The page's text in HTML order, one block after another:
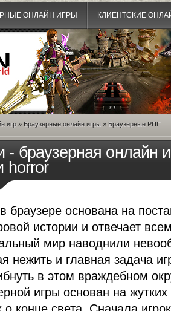
ОНЛАЙН ИГРЫ КЛИЕНТСКИЕ
игр » Браузерные онлайн игры » Браузерные РПГ
браузерная онлайн
horror
браузере основана на
истории и отвечает
мир наводнили
нежить и главная задача
в этом враждебном
игры основан на жутких